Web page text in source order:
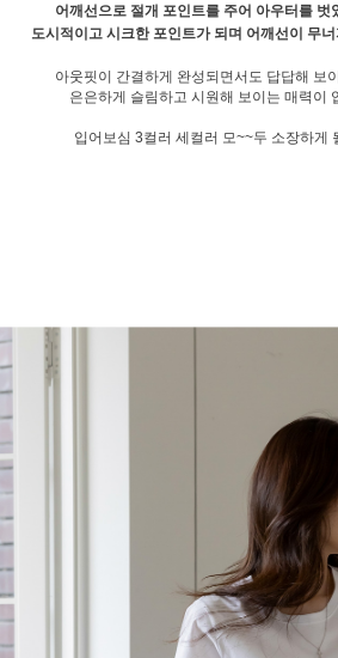
어깨선으로 절개 포인트를 주어 아우터를 벗
도시적이고 시크한 포인트가 되며 어깨선이 무
아웃핏이 간결하게 완성되면서도 답답해 보
은은하게 슬림하고 시원해 보이는 매력이
입어보심 3컬러 세컬러 모~~두 소장하게